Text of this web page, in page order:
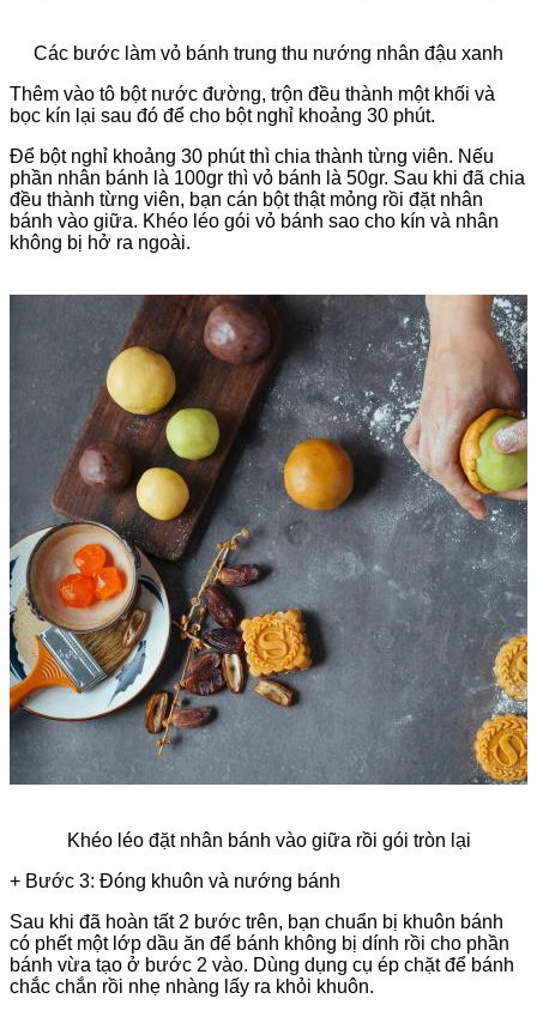
Các bước làm vỏ bánh trung thu nướng nhân đậu xanh
Thêm vào tô bột nước đường, trộn đều thành một khối và
bọc kín lại sau đó để cho bột nghỉ khoảng 30 phút.
Để bột nghỉ khoảng 30 phút thì chia thành từng viên. Nếu
phần nhân bánh là 100gr thì vỏ bánh là 50gr. Sau khi đã chia
đều thành từng viên, bạn cán bột thật mỏng rồi đặt nhân
bánh vào giữa. Khéo léo gói vỏ bánh sao cho kín và nhân
không bị hở ra ngoài.
Khéo léo đặt nhân bánh vào giữa rồi gói tròn lại
+ Bước 3: Đóng khuôn và nướng bánh
Sau khi đã hoàn tất 2 bước trên, bạn chuẩn bị khuôn bánh
có phết một lớp dầu ăn để bánh không bị dính rồi cho phần
bánh vừa tạo ở bước 2 vào. Dùng dụng cụ ép chặt để bánh
chắc chắn rồi nhẹ nhàng lấy ra khỏi khuôn.